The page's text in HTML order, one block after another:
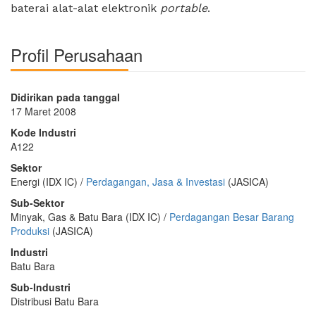
baterai alat-alat elektronik portable.
Profil Perusahaan
Didirikan pada tanggal
17 Maret 2008
Kode Industri
A122
Sektor
Energi (IDX IC) / Perdagangan, Jasa & Investasi (JASICA)
Sub-Sektor
Minyak, Gas & Batu Bara (IDX IC) / Perdagangan Besar Barang
Produksi (JASICA)
Industri
Batu Bara
Sub-Industri
Distribusi Batu Bara